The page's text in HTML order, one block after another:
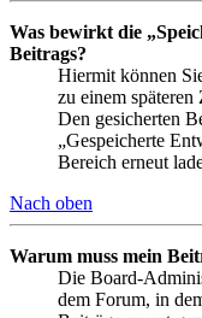
Was bewirkt die
Beitrags?
Hiermit können
zu einem
Den gesicherten
„Gespeicherte
Bereich erneut
Nach oben
Warum muss mein
Die Board-
dem Forum, in